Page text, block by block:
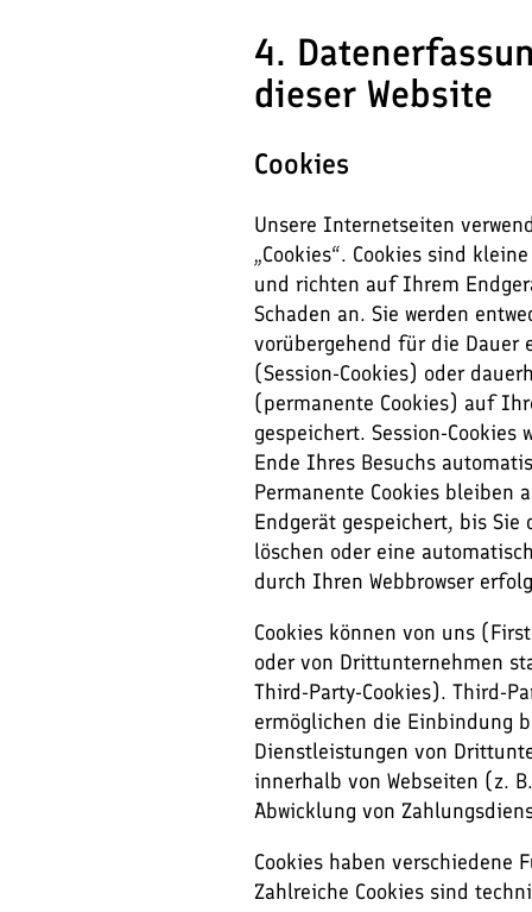
4.
dieser Website
Cookies
Unsere Internetseiten
„Cookies“. Cookies sind
und richten auf Ihrem
Schaden an. Sie werden
vorübergehend für die Dauer
(Session-Cookies) oder
(permanente Cookies) auf
gespeichert. Session-Cookies
Ende Ihres Besuchs
Permanente Cookies bleiben
Endgerät gespeichert, bis Sie
löschen oder eine
durch Ihren Webbrowser
Cookies können von uns
oder von Drittunternehmen
Third-Party-Cookies). Third-
ermöglichen die Einbindung
Dienstleistungen von
innerhalb von Webseiten (z.
Abwicklung von
Cookies haben verschiedene
Zahlreiche Cookies sind